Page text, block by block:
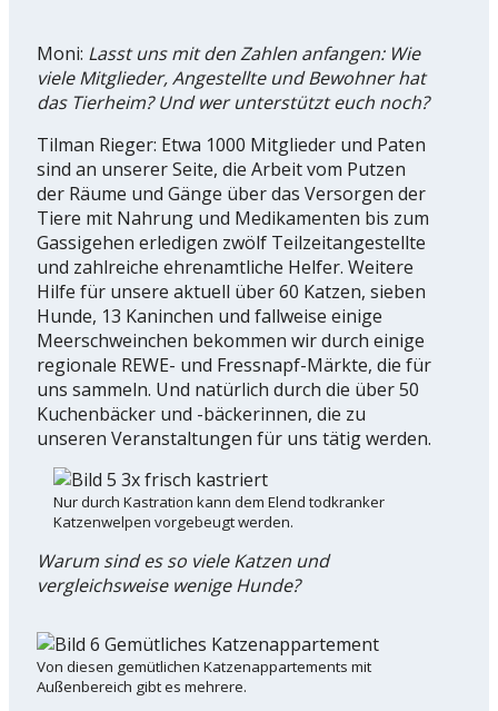
Moni: Lasst uns mit den Zahlen anfangen: Wie
viele Mitglieder, Angestellte und Bewohner hat
das Tierheim? Und wer unterstützt euch noch?
Tilman Rieger: Etwa 1000 Mitglieder und Paten
sind an unserer Seite, die Arbeit vom Putzen
der Räume und Gänge über das Versorgen der
Tiere mit Nahrung und Medikamenten bis zum
Gassigehen erledigen zwölf Teilzeitangestellte
und zahlreiche ehrenamtliche Helfer. Weitere
Hilfe für unsere aktuell über 60 Katzen, sieben
Hunde, 13 Kaninchen und fallweise einige
Meerschweinchen bekommen wir durch einige
regionale REWE- und Fressnapf-Märkte, die für
uns sammeln. Und natürlich durch die über 50
Kuchenbäcker und -bäckerinnen, die zu
unseren Veranstaltungen für uns tätig werden.
Nur durch Kastration kann dem Elend todkranker
Katzenwelpen vorgebeugt werden.
Warum sind es so viele Katzen und
vergleichsweise wenige Hunde?
Von diesen gemütlichen Katzenappartements mit
Außenbereich gibt es mehrere.